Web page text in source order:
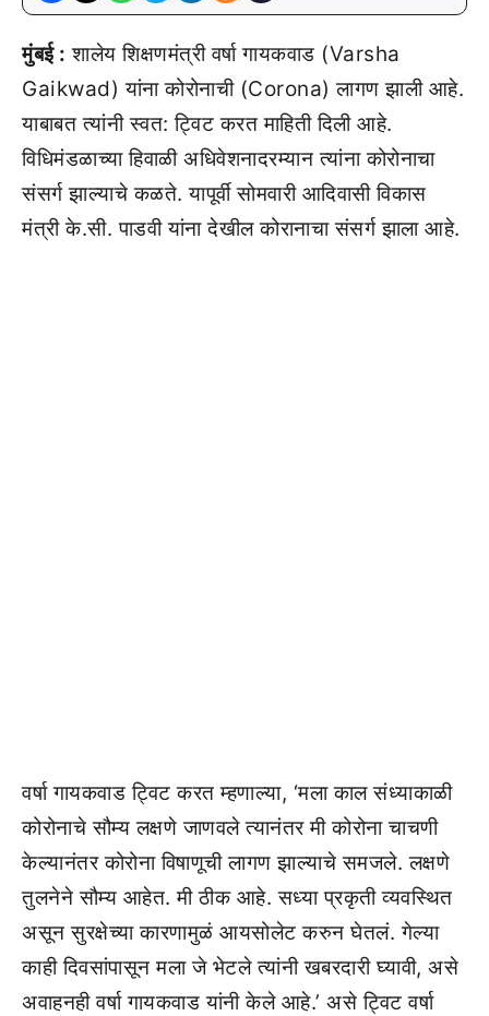
मुंबई : शालेय शिक्षणमंत्री वर्षा गायकवाड (Varsha
Gaikwad) यांना कोरोनाची (Corona) लागण झाली आहे.
याबाबत त्यांनी स्वत: ट्विट करत माहिती दिली आहे.
विधिमंडळाच्या हिवाळी अधिवेशनादरम्यान त्यांना कोरोनाचा
संसर्ग झाल्याचे कळते. यापूर्वी सोमवारी आदिवासी विकास
मंत्री के.सी. पाडवी यांना देखील कोरानाचा संसर्ग झाला आहे.
वर्षा गायकवाड ट्विट करत म्हणाल्या, ‘मला काल संध्याकाळी
कोरोनाचे सौम्य लक्षणे जाणवले त्यानंतर मी कोरोना चाचणी
केल्यानंतर कोरोना विषाणूची लागण झाल्याचे समजले. लक्षणे
तुलनेने सौम्य आहेत. मी ठीक आहे. सध्या प्रकृती व्यवस्थित
असून सुरक्षेच्या कारणामुळं आयसोलेट करुन घेतलं. गेल्या
काही दिवसांपासून मला जे भेटले त्यांनी खबरदारी घ्यावी, असे
अवाहनही वर्षा गायकवाड यांनी केले आहे.’ असे ट्विट वर्षा